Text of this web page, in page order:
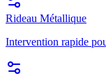
Rideau Métallique
Intervention rapide